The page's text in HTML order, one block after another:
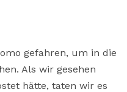
gefahren, um in die
Als wir gesehen
hätte, taten wir es